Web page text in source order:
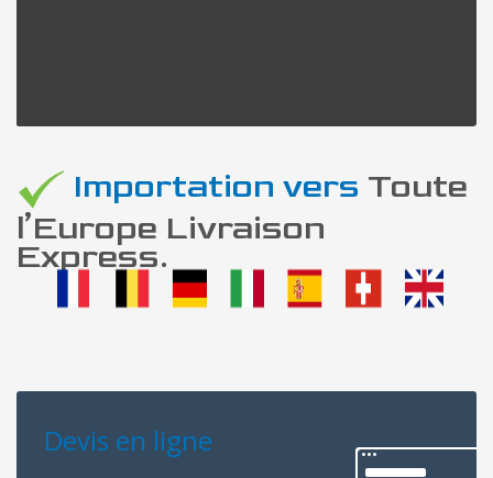
Importation vers Toute
l’Europe Livraison
Express.
Devis en ligne